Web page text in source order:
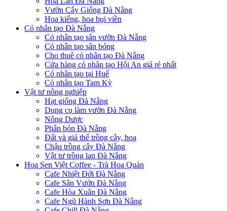
Vườn Cây Giống Đà Nẵng
Hoa kiểng, hoa bụi viền
Cỏ nhân tạo Đà Nẵng
Cỏ nhân tạo sân vườn Đà Nẵng
Cỏ nhân tạo sân bóng
Cho thuê cỏ nhân tạo Đà Nẵng
Cửa hàng cỏ nhân tạo Hội An giá rẻ nhất
Cỏ nhân tạo tại Huế
Cỏ nhân tạo Tam Kỳ
Vật tư nông nghiệp
Hạt giống Đà Nẵng
Dụng cụ làm vườn Đà Nẵng
Nông Dược
Phân bón Đà Nẵng
Đất và giá thể trồng cây, hoa
Chậu trồng cây Đà Nẵng
Vật tư trồng lan Đà Nẵng
Hoa Sen Việt Coffee - Trà Hoa Quán
Cafe Nhiệt Đới Đà Nẵng
Cafe Sân Vườn Đà Nẵng
Cafe Hòa Xuân Đà Nẵng
Cafe Ngũ Hành Sơn Đà Nẵng